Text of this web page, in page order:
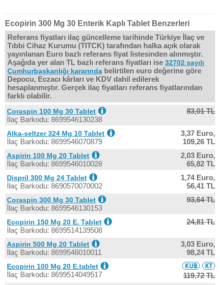
Ecopirin 300 Mg 30 Enterik Kaplı Tablet Benzerleri
Referans fiyatları ilaç güncelleme tarihinde Türkiye İlaç ve
Tıbbi Cihaz Kurumu (TITCK) tarafından halka açık olarak
yayınlanan Euro bazlı referans fiyat listesinden alınmıştır.
Aşağıda yer alan TL bazlı referans fiyatları ise 32702 sayılı
Cumhurbaşkanlığı kararında belirtilen euro değerine göre
Depocu, Eczacı kârları ve KDV dahil edilerek
hesaplanmıştır. Gerçek ilaç fiyatları referans fiyatlarından
farklı olabilir.
Coraspin 100 Mg 30 Tablet
İlaç Barkodu: 8699546130238
83,01 TL
Alka-seltzer 324 Mg 10 Tablet
İlaç Barkodu: 8699546070879
3,37 Euro,
109,26 TL
Aspirin 100 Mg 20 Tablet
İlaç Barkodu: 8699546010028
2,03 Euro,
65,82 TL
Dispril 300 Mg 24 Tablet
İlaç Barkodu: 8690570070002
1,74 Euro,
56,41 TL
Coraspin 300 Mg 30 Tablet
İlaç Barkodu: 8699546130153
93,64 TL
Ecopirin 150 Mg 20 E. Tablet
İlaç Barkodu: 8699514139508
24,81 TL
Aspirin 500 Mg 20 Tablet
İlaç Barkodu: 8699546010011
3,03 Euro,
98,24 TL
Ecopirin 100 Mg 20 E.tablet
İlaç Barkodu: 8699514049517 119,72 TL